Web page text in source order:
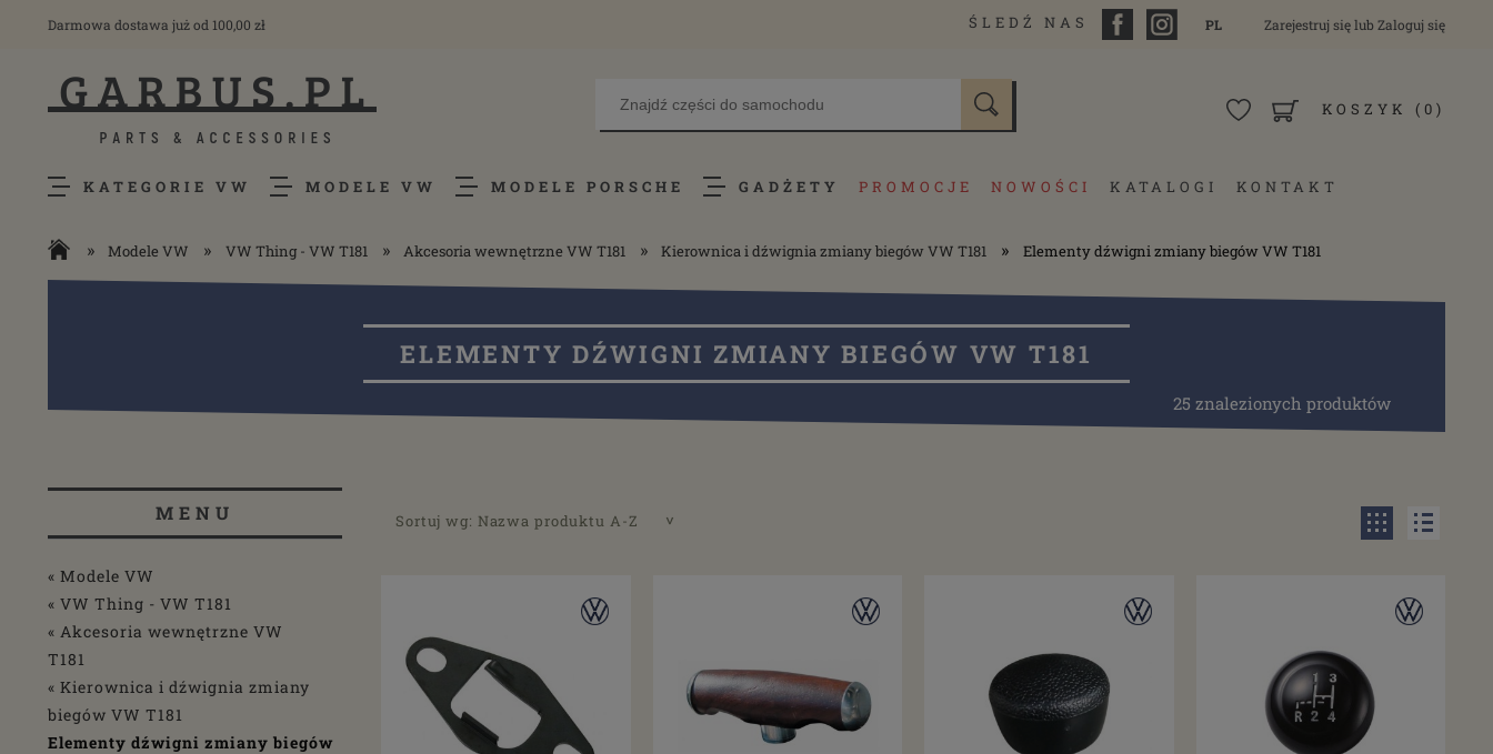
Darmowa dostawa już od 100,00 zł ŚLEDŹ NAS PL Zarejestruj sięlub Zaloguj się
KOSZYK (0)
KATEGORIE VW MODELE VW MODELE PORSCHE GADŻETY PROMOCJE NOWOŚCI KATALOGI KONTAKT
» Modele VW » VW Thing - VW T181 » Akcesoria wewnętrzne VW T181 » Kierownica i dźwignia zmiany biegów VW T181 » Elementy dźwigni zmiany biegów VW T181
ELEMENTY DŹWIGNI ZMIANY BIEGÓW VW T181
25 znalezionych produktów
MENU
« Modele VW
« VW Thing - VW T181
« Akcesoria wewnętrzne VW
T181
« Kierownica i dźwignia zmiany
biegów VW T181
Elementy dźwigni zmiany biegów
Sortuj wg: Nazwa produktu A-Z